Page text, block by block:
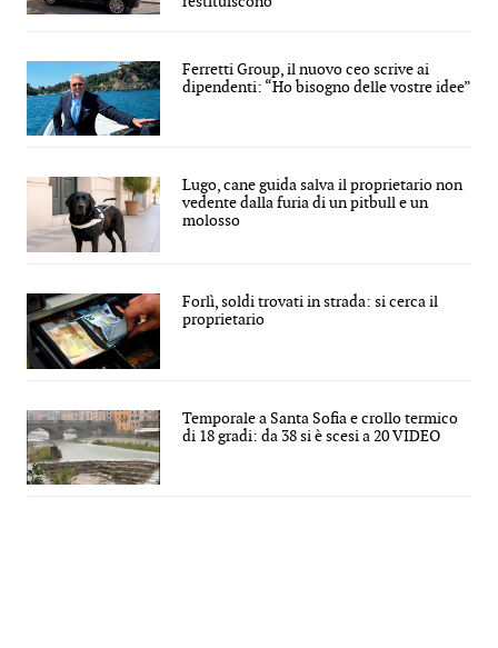
Ferretti Group, il nuovo ceo scrive ai
dipendenti: “Ho bisogno delle vostre idee”
Lugo, cane guida salva il proprietario non
vedente dalla furia di un pitbull e un
molosso
Forlì, soldi trovati in strada: si cerca il
proprietario
Temporale a Santa Sofia e crollo termico
di 18 gradi: da 38 si è scesi a 20 VIDEO